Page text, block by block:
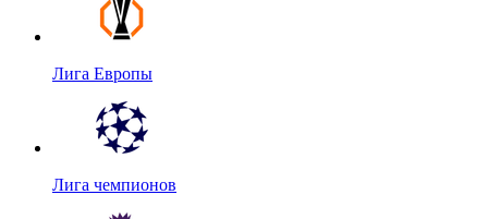
Лига Европы
Лига чемпионов